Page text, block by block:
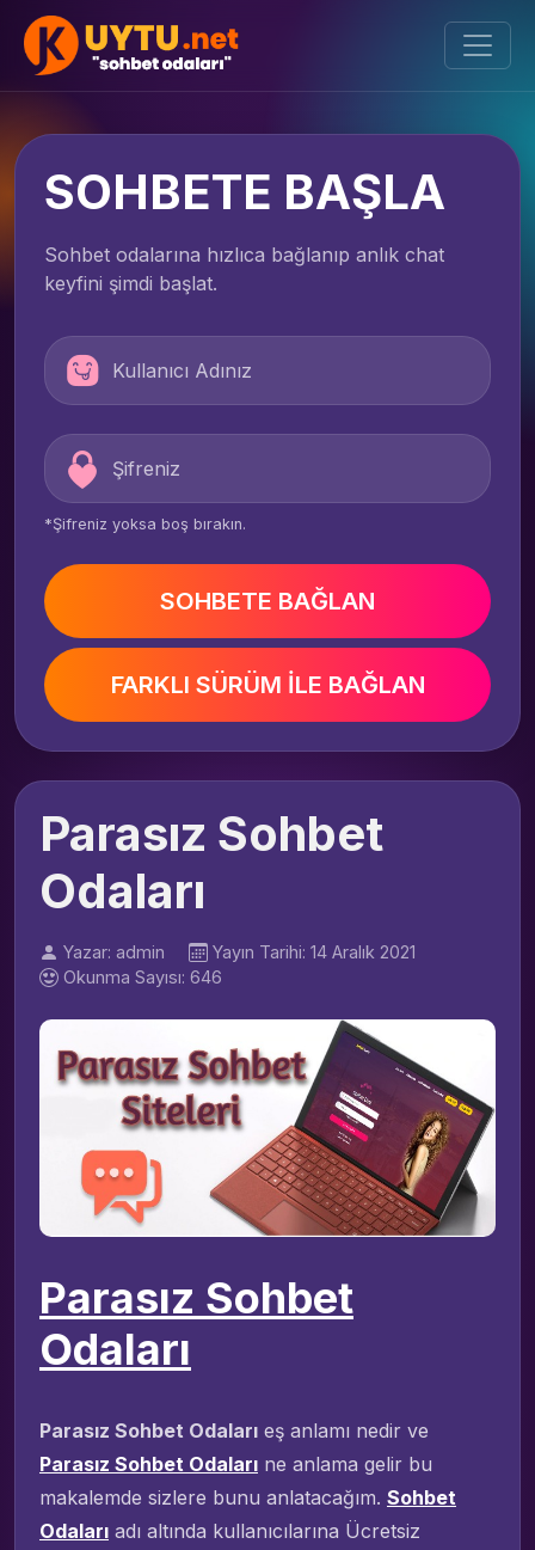
SOHBETE BAŞLA
Sohbet odalarına hızlıca bağlanıp anlık chat
keyfini şimdi başlat.
*Şifreniz yoksa boş bırakın.
SOHBETE BAĞLAN
FARKLI SÜRÜM İLE BAĞLAN
Parasız Sohbet
Odaları
Yazar: admin
Yayın Tarihi: 14 Aralık 2021
Okunma Sayısı: 646
Parasız Sohbet
Odaları
Parasız Sohbet Odaları eş anlamı nedir ve
Parasız Sohbet Odaları ne anlama gelir bu
makalemde sizlere bunu anlatacağım. Sohbet
Odaları adı altında kullanıcılarına Ücretsiz